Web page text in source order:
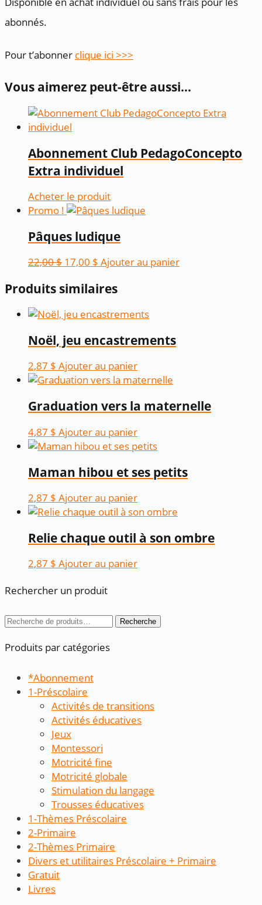
abonnés.
Pour t’abonner clique ici >>>
Vous aimerez peut-être aussi…
Abonnement Club PedagoConcepto
Extra individuel
Acheter le produit
Promo !
Pâques ludique
22,00$ Le
initial
22,00 $.
17,00 $ Le
actuel
17,00 $.
Ajouter au panier
Produits similaires
Noël, jeu encastrements
2,87 $ Ajouter au panier
Graduation vers la maternelle
4,87 $ Ajouter au panier
Maman hibou et ses petits
2,87 $ Ajouter au panier
Relie chaque outil à son ombre
2,87 $ Ajouter au panier
Rechercher un produit
Recherche
Recherche
Produits par catégories
*Abonnement
1-Préscolaire
Activités de transitions
Activités éducatives
Jeux
Montessori
Motricité fine
Motricité globale
Stimulation du langage
Trousses éducatives
1-Thèmes Préscolaire
2-Primaire
2-Thèmes Primaire
Divers et utilitaires Préscolaire + Primaire
Gratuit
Livres